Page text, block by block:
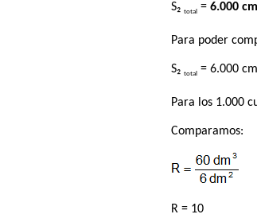
S₂ total =6.000
Para poder
S₂total = 6.000
Para los 1.000
Comparamos:
R = 10